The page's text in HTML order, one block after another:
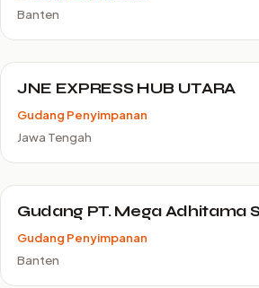
Banten
JNE EXPRESS HUB UTARA
Gudang Penyimpanan
Jawa Tengah
Gudang PT. Mega Adhitama
Gudang Penyimpanan
Banten